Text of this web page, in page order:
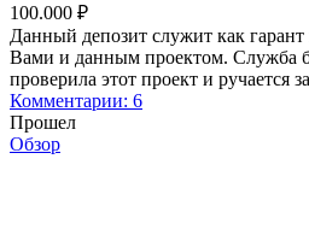
100.000 ₽
Данный депозит служит как гарант
Вами и данным проектом. Служба
проверила этот проект и ручается
Комментарии: 6
Прошел
Обзор